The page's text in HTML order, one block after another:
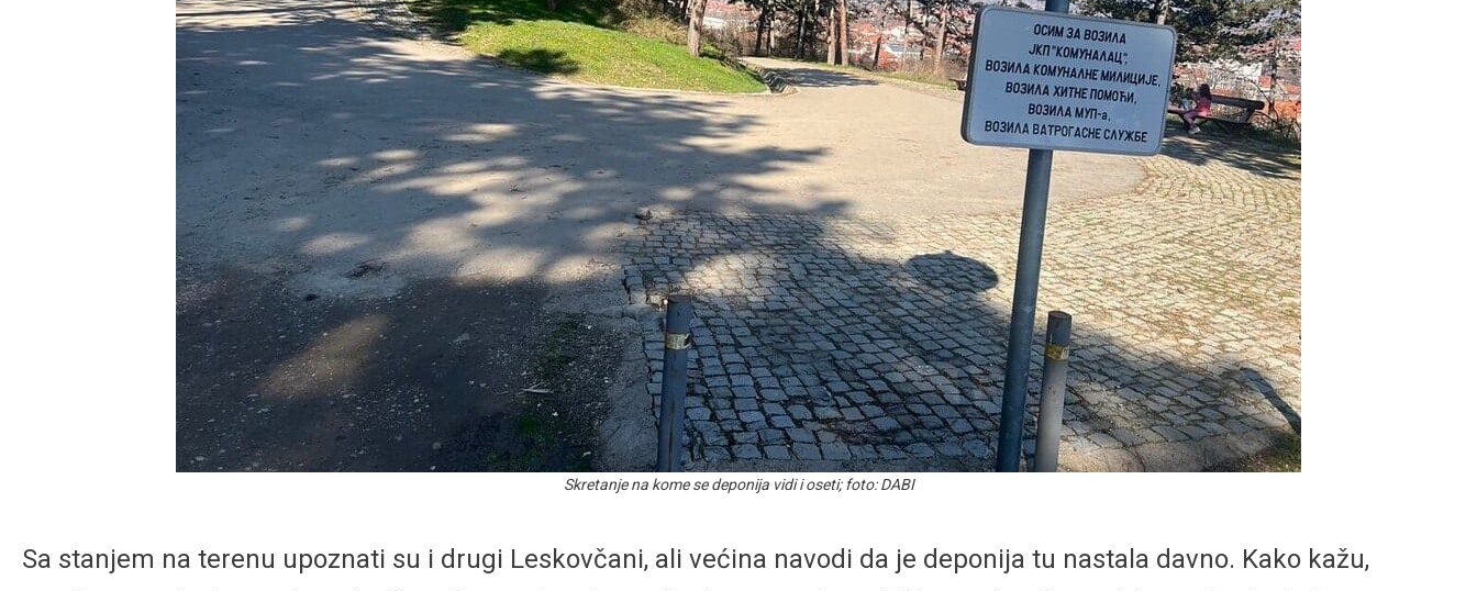
Skretanje na kome se deponija vidi i oseti; foto: DABI
Sa stanjem na terenu upoznati su i drugi Leskovčani, ali većina navodi da je deponija tu nastala davno. Kako kažu,